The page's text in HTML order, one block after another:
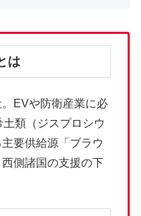
は
EVや防衛産業に必
類（ジスプロシウ
要供給源「ブラウ
側諸国の支援の下